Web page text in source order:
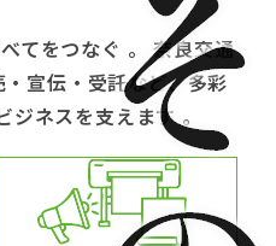
てをつなぐ 。 奈良交通
・宣伝・受託など、多彩
ネスを支えます 。